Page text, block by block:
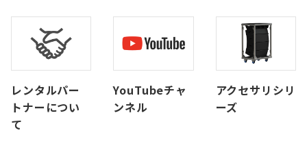
レンタルパー
トナーについ
て
YouTubeチャ
ンネル
アクセサリシリ
ーズ